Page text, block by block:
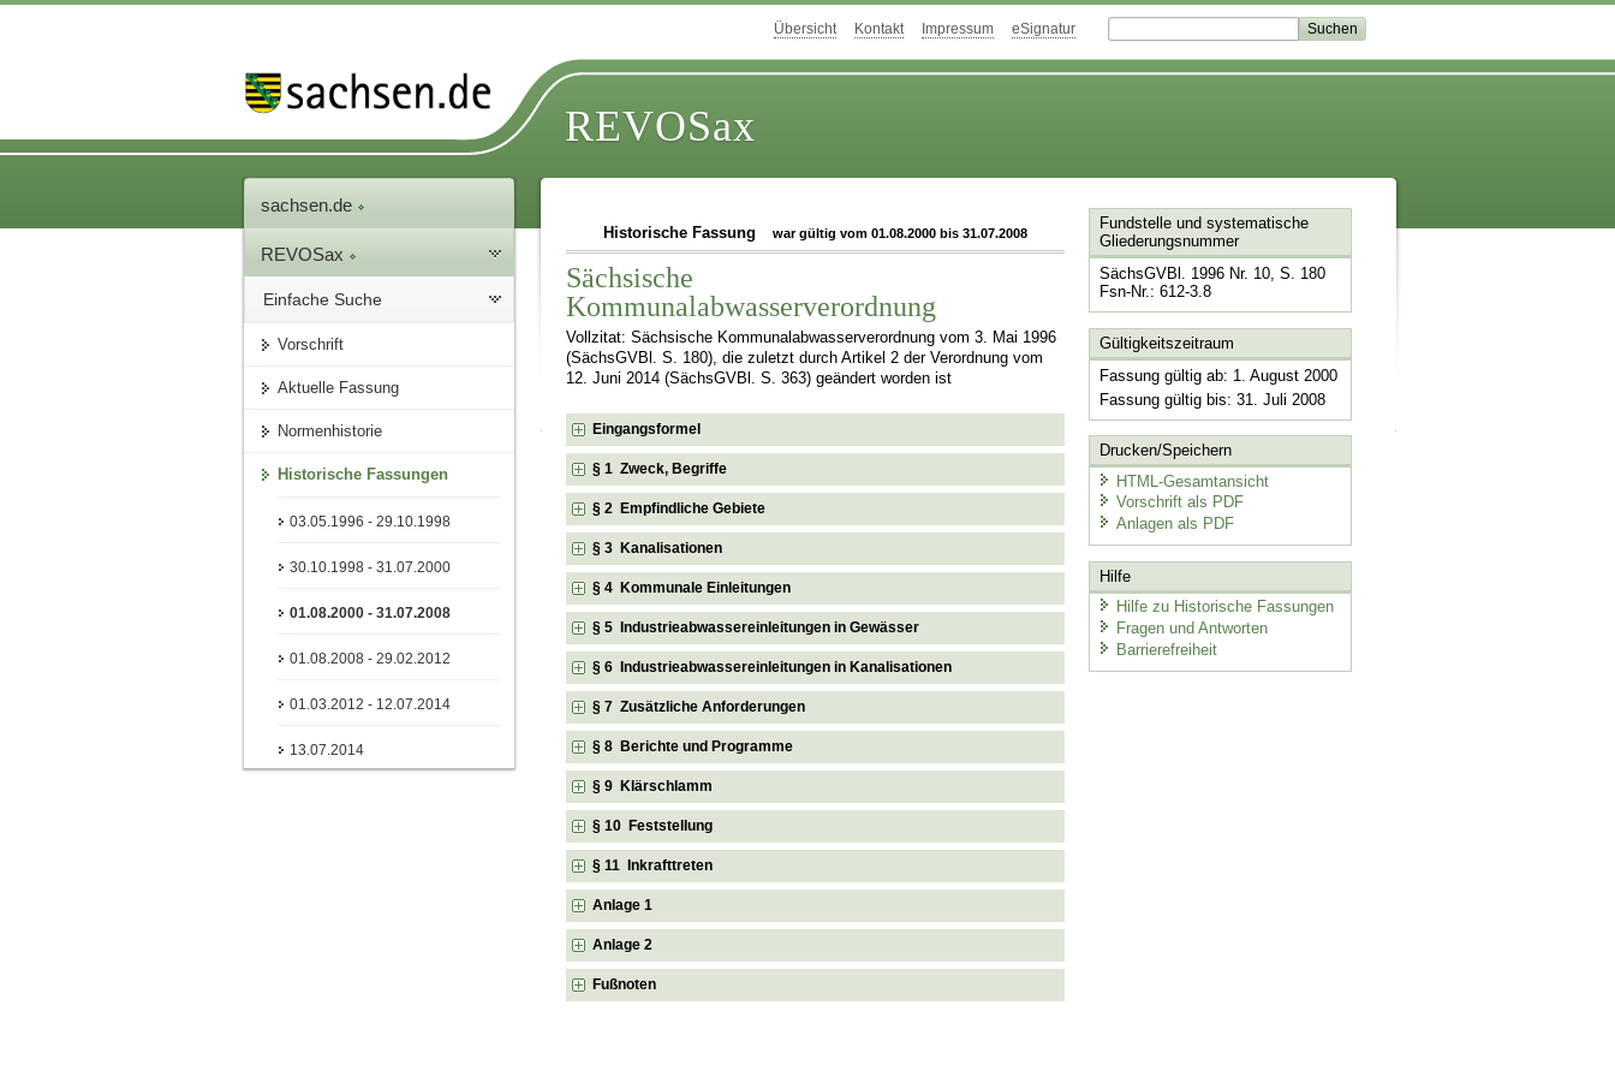
Übersicht Kontakt Impressum eSignatur
REVOSax
sachsen.de
REVOSax
Einfache Suche
Vorschrift
Aktuelle Fassung
Normenhistorie
Historische Fassungen
03.05.1996 - 29.10.1998
30.10.1998 - 31.07.2000
01.08.2000 - 31.07.2008
01.08.2008 - 29.02.2012
01.03.2012 - 12.07.2014
13.07.2014
Historische Fassung war gültig vom 01.08.2000 bis 31.07.2008
Sächsische
Kommunalabwasserverordnung
Vollzitat: Sächsische Kommunalabwasserverordnung vom 3. Mai 1996
(SächsGVBl. S. 180), die zuletzt durch Artikel 2 der Verordnung vom
12. Juni 2014 (SächsGVBl. S. 363) geändert worden ist
Eingangsformel
§ 1 Zweck, Begriffe
§ 2 Empfindliche Gebiete
§ 3 Kanalisationen
§ 4 Kommunale Einleitungen
§ 5 Industrieabwassereinleitungen in Gewässer
§ 6 Industrieabwassereinleitungen in Kanalisationen
§ 7 Zusätzliche Anforderungen
§ 8 Berichte und Programme
§ 9 Klärschlamm
§ 10 Feststellung
§ 11 Inkrafttreten
Anlage 1
Anlage 2
Fußnoten
Fundstelle und systematische
Gliederungsnummer
SächsGVBl. 1996 Nr. 10, S. 180
Fsn-Nr.: 612-3.8
Gültigkeitszeitraum
Fassung gültig ab: 1. August 2000
Fassung gültig bis: 31. Juli 2008
Drucken/Speichern
HTML-Gesamtansicht
Vorschrift als PDF
Anlagen als PDF
Hilfe
Hilfe zu Historische Fassungen
Fragen und Antworten
Barrierefreiheit